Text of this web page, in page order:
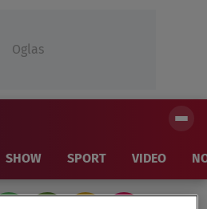
Oglas
SHOW SPORT VIDEO